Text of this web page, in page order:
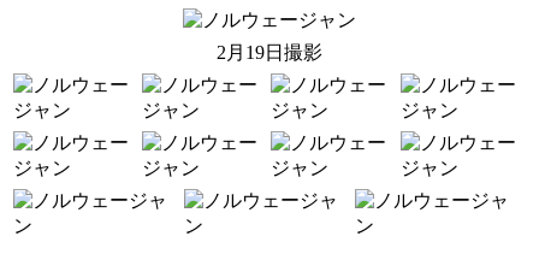
2月19日撮影